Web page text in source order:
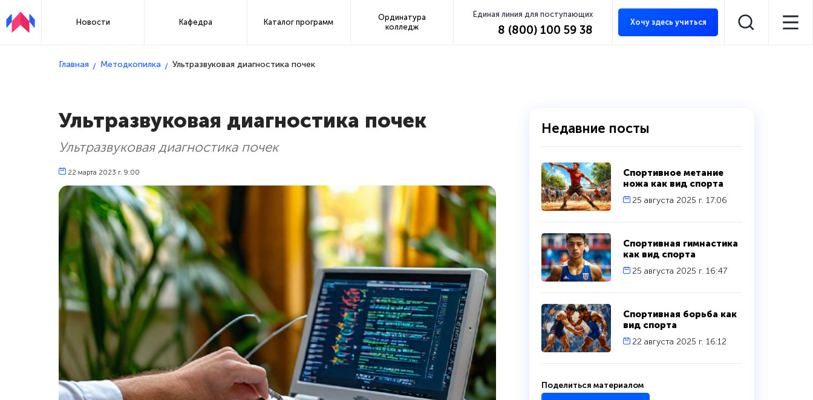
Новости Кафедра Каталог программ
Ординатура
колледж
Единая линия для поступающих
8 (800) 100 59 38
Хочу здесь учиться
Главная Методкопилка Ультразвуковая диагностика почек
Ультразвуковая диагностика почек
Ультразвуковая диагностика почек
22 марта 2023 г. 9:00
Недавние посты
Спортивное метание
ножа как вид спорта
25 августа 2025 г. 17:06
Спортивная гимнастика
как вид спорта
25 августа 2025 г. 16:47
Спортивная борьба как
вид спорта
22 августа 2025 г. 16:12
Поделиться материалом